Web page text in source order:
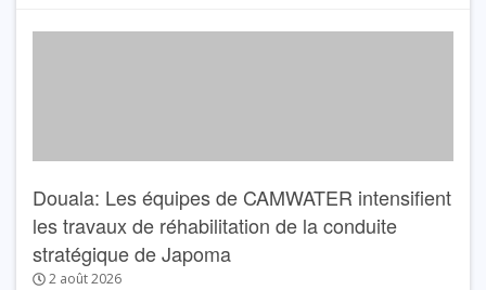
Douala: Les équipes de CAMWATER intensifient
les travaux de réhabilitation de la conduite
stratégique de Japoma
2 août 2026